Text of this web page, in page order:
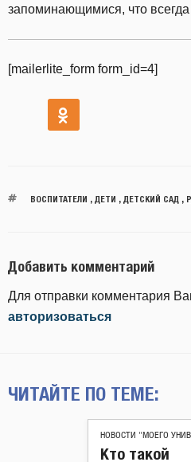
запоминающимися, что
[mailerlite_form form_id=4]
ВОСПИТАТЕЛИ , ДЕТИ , ДЕТСКИЙ САД ,
Добавить комментарий
Для отправки комментария
авторизоваться
ЧИТАЙТЕ ПО ТЕМЕ:
НОВОСТИ "МОЕГО
Кто такой